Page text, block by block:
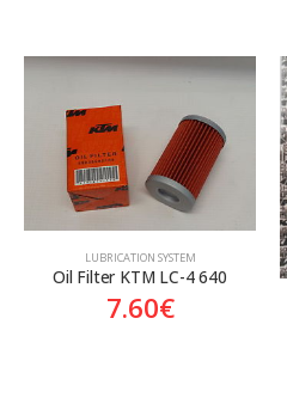
LUBRICATION SYSTEM
Oil Filter KTM LC-4 640
7.60€